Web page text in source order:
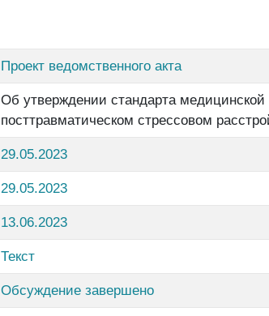
Проект ведомственного акта
Об утверждении стандарта
посттравматическом стрессовом
29.05.2023
29.05.2023
13.06.2023
Текст
Обсуждение завершено